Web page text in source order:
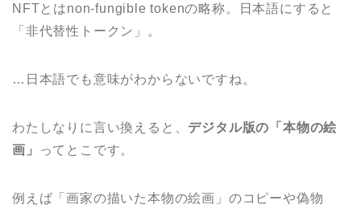
NFTとはnon-fungible tokenの略称。日本語にすると
「非代替性トークン」。
…日本語でも意味がわからないですね。
わたしなりに言い換えると、 デジタル版の「本物の絵
画」
ってとこです。
例えば「画家の描いた本物の絵画」のコピーや偽物